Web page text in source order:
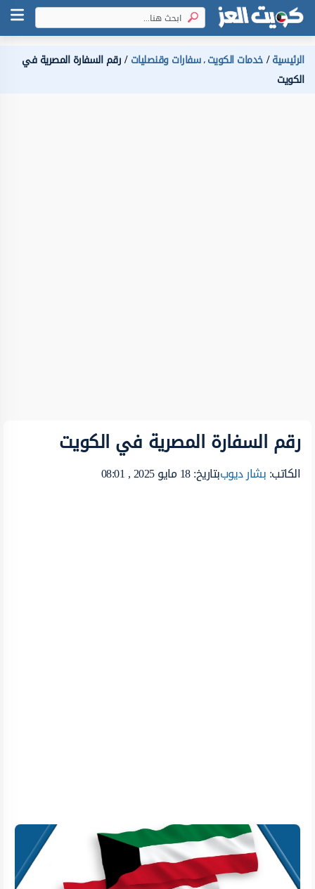
الرئيسية خدمات الكويت،سفارات وقنصليات رقم السفارة المصرية في
الكويت
رقم السفارة المصرية في الكويت
الكاتب:بشار ديوببتاريخ: 18 مايو 2025 , 08:01